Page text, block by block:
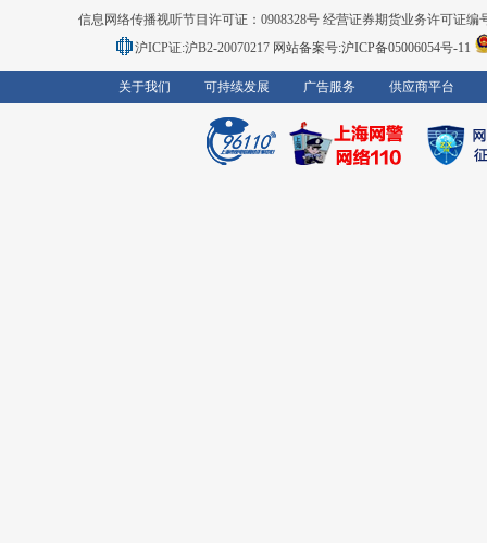
信息网络传播视听节目许可证：0908328号 经营证券期货业务许可证编
沪ICP证:沪B2-20070217 网站备案号:沪ICP备05006054号-11
关于我们 可持续发展 广告服务 供应商平台